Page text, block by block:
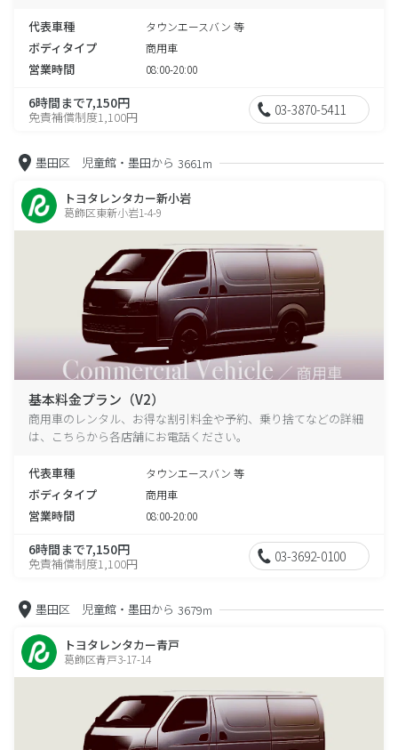
代表車種 タウンエースバン 等
ボディタイプ 商用車
営業時間 08:00-20:00
6時間まで7,150円
免責補償制度1,100円 03-3870-5411
墨田区 児童館・墨田から 3661m
トヨタレンタカー新小岩
葛飾区東新小岩1-4-9
基本料金プラン（V2）
商用車のレンタル、お得な割引料金や予約、乗り捨てなどの詳細
は、こちらから各店舗にお電話ください。
代表車種 タウンエースバン 等
ボディタイプ 商用車
営業時間 08:00-20:00
6時間まで7,150円
免責補償制度1,100円 03-3692-0100
墨田区 児童館・墨田から 3679m
トヨタレンタカー青戸
葛飾区青戸3-17-14